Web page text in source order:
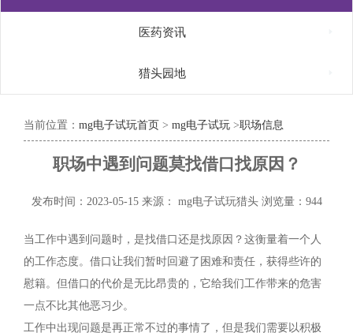
医药资讯
猎头园地
当前位置： mg电子试玩首页 > mg电子试玩 >职场信息
职场中遇到问题莫找借口找原因？
发布时间：2023-05-15 来源： mg电子试玩猎头 浏览量：944
当工作中遇到问题时，是找借口还是找原因？这衡量着一个人
的工作态度。借口让我们暂时回避了困难和责任，获得些许的
慰籍。但借口的代价是无比昂贵的，它给我们工作带来的危害
一点不比其他恶习少。
工作中出现问题是再正常不过的事情了，但是我们需要以积极